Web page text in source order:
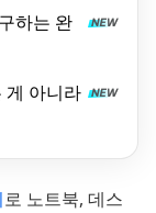
하는 완
게 아니라
로 노트북, 데스